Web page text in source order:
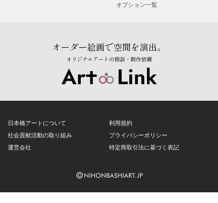
オプション一覧
オーダー絵画で空間を演出。
オリジナルアートの相談・制作依頼
日本橋アートについて
社会貢献活動の取り組み
運営会社
利用規約
プライバシーポリシー
特定商取引法に基づく表記